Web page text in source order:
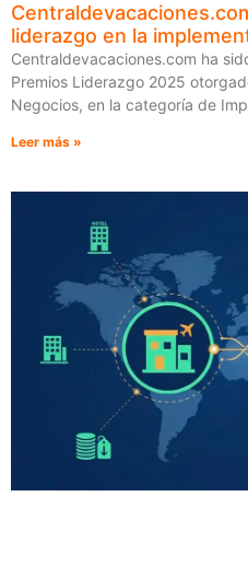
liderazgo en la
Centraldevacaciones.com ha
Premios Liderazgo 2025
Negocios, en la categoría de
Leer más »